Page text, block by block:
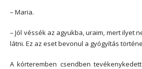
– Maria.
– Jól véssék az agyukba, uraim, mert ilyet
látni. Ez az eset bevonul a gyógyítás
A kórteremben csendben